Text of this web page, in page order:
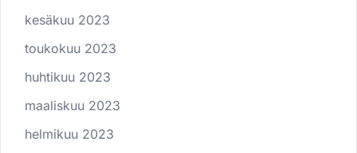
kesäkuu 2023
toukokuu 2023
huhtikuu 2023
maaliskuu 2023
helmikuu 2023